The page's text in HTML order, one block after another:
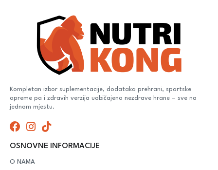
Kompletan izbor suplementacije, dodataka prehrani, sportske
opreme pa i zdravih verzija uobičajeno nezdrave hrane – sve na
jednom mjestu.
OSNOVNE INFORMACIJE
O NAMA